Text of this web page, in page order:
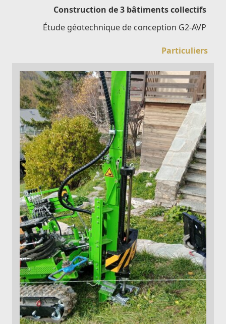
Construction de 3 bâtiments collectifs
Étude géotechnique de conception G2-AVP
Particuliers